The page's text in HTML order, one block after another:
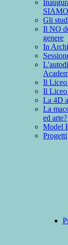
Gli
Il NO
genere
In
Il Liceo
Il Liceo
La 4D
La
ed arte?
Model
Progetti